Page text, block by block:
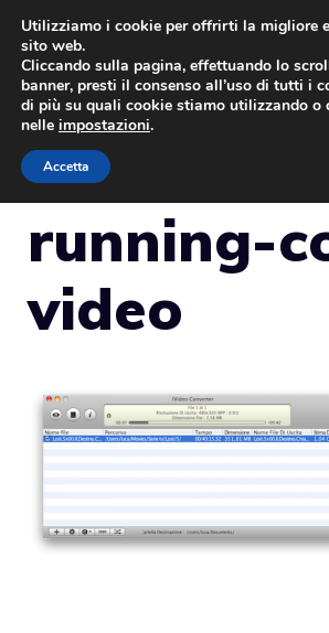
Vai
contenuto
running-
video
Utilizziamo i cookie per offrirti la migliore
sito web.
Cliccando sulla pagina, effettuando lo
banner, presti il consenso all’uso di tutti i
di più su quali cookie stiamo utilizzando o
nelle impostazioni.
Accetta